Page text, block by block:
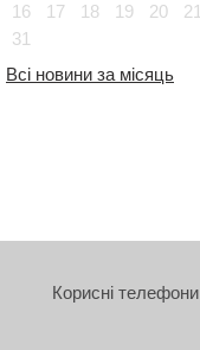
16
17 18 19 20 21
31
Всі новини за місяць
Корисні телефони